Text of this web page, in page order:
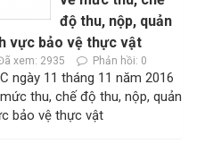
độ thu, nộp, quản
vực bảo vệ thực vật
xem: 2935 Phản hồi: 0
ngày 11 tháng 11 năm 2016
thu, chế độ thu, nộp, quản
bảo vệ thực vật